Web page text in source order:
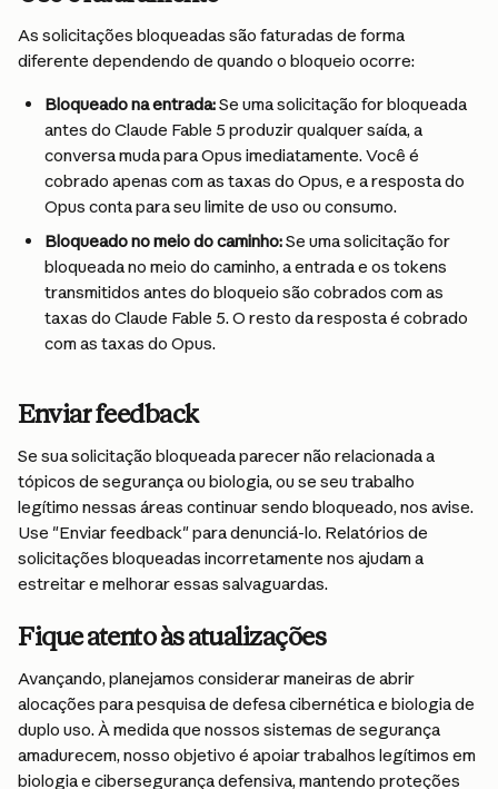
As solicitações bloqueadas são faturadas de forma
diferente dependendo de quando o bloqueio ocorre:
Bloqueado na entrada: Se uma solicitação for bloqueada
antes do Claude Fable 5 produzir qualquer saída, a
conversa muda para Opus imediatamente. Você é
cobrado apenas com as taxas do Opus, e a resposta do
Opus conta para seu limite de uso ou consumo.
Bloqueado no meio do caminho: Se uma solicitação for
bloqueada no meio do caminho, a entrada e os tokens
transmitidos antes do bloqueio são cobrados com as
taxas do Claude Fable 5. O resto da resposta é cobrado
com as taxas do Opus.
Enviar feedback
Se sua solicitação bloqueada parecer não relacionada a
tópicos de segurança ou biologia, ou se seu trabalho
legítimo nessas áreas continuar sendo bloqueado, nos avise.
Use "Enviar feedback" para denunciá-lo. Relatórios de
solicitações bloqueadas incorretamente nos ajudam a
estreitar e melhorar essas salvaguardas.
Fique atento às atualizações
Avançando, planejamos considerar maneiras de abrir
alocações para pesquisa de defesa cibernética e biologia de
duplo uso. À medida que nossos sistemas de segurança
amadurecem, nosso objetivo é apoiar trabalhos legítimos em
biologia e cibersegurança defensiva, mantendo proteções